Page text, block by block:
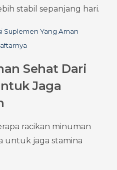
stabil sepanjang hari.
Suplemen Yang Aman
Sehat Dari
Jaga
racikan minuman
untuk jaga stamina